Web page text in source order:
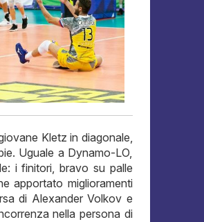
Kletz in diagonale,
Uguale a Dynamo-LO,
i finitori, bravo su palle
apportato miglioramenti
di Alexander Volkov e
nella persona di